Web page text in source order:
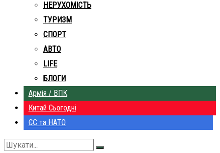
НЕРУХОМІСТЬ
ТУРИЗМ
СПОРТ
АВТО
LIFE
БЛОГИ
Армія / ВПК
Китай Сьогодні
ЄС та НАТО